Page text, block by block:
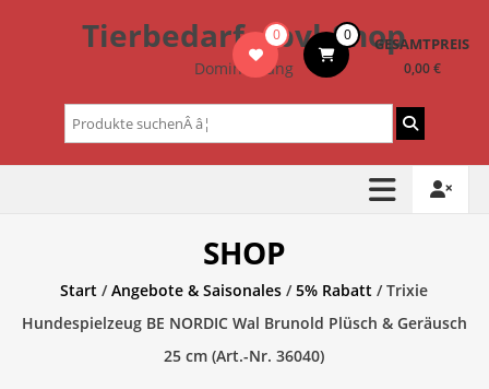
Tierbedarf – bvl-Shop
Dominik Lang
0 0 GESAMTPREIS
0,00 €
Suchen
nach:
SHOP
Start /Angebote & Saisonales /5% Rabatt / Trixie
Hundespielzeug BE NORDIC Wal Brunold Plüsch & Geräusch
25 cm (Art.-Nr. 36040)